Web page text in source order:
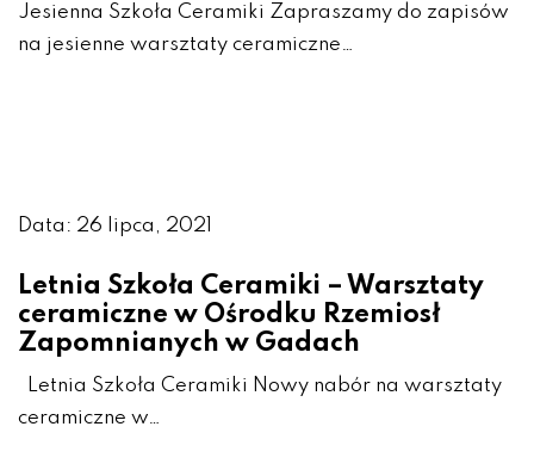
Jesienna Szkoła Ceramiki Zapraszamy do zapisów
na jesienne warsztaty ceramiczne…
Data: 26 lipca, 2021
Letnia Szkoła Ceramiki – Warsztaty
ceramiczne w Ośrodku Rzemiosł
Zapomnianych w Gadach
Letnia Szkoła Ceramiki Nowy nabór na warsztaty
ceramiczne w…